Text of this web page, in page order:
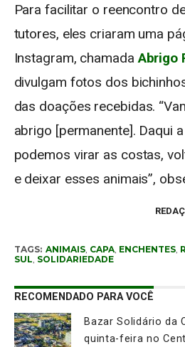
Para facilitar o reencontro
tutores, eles criaram uma
Instagram, chamadaAbrigo
divulgam fotos dos
das doações recebidas.
abrigo [permanente]. Daqui
podemos virar as costas,
e deixar esses animais”,
TAGS: ANIMAIS, CAPA, ENCHENTES,
SUL SOLIDARIEDADE
RECOMENDADO PARA VOCÊ
Bazar Solidário da
quinta-feira no